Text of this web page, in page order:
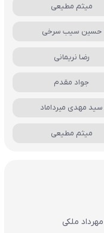
میثم مطیعی
حسین سیب سرخی
رضا نریمانی
جواد مقدم
سید مهدی میرداماد
میثم مطیعی
ملکی